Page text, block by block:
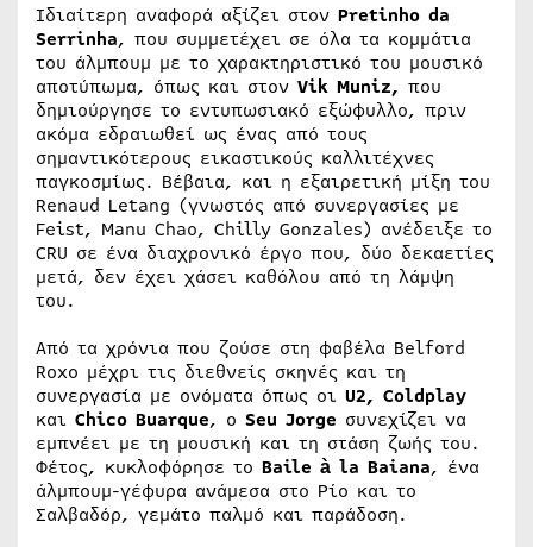
Ιδιαίτερη αναφορά αξίζει στον Pretinho da
Serrinha, που συμμετέχει σε όλα τα κομμάτια
του άλμπουμ με το χαρακτηριστικό του μουσικό
αποτύπωμα, όπως και στον Vik Muniz, που
δημιούργησε το εντυπωσιακό εξώφυλλο, πριν
ακόμα εδραιωθεί ως ένας από τους
σημαντικότερους εικαστικούς καλλιτέχνες
παγκοσμίως. Βέβαια, και η εξαιρετική μίξη του
Renaud Letang (γνωστός από συνεργασίες με
Feist, Manu Chao, Chilly Gonzales) ανέδειξε το
CRU σε ένα διαχρονικό έργο που, δύο δεκαετίες
μετά, δεν έχει χάσει καθόλου από τη λάμψη
του.
Από τα χρόνια που ζούσε στη φαβέλα Belford
Roxo μέχρι τις διεθνείς σκηνές και τη
συνεργασία με ονόματα όπως οι U2, Coldplay
και Chico Buarque, ο Seu Jorge συνεχίζει να
εμπνέει με τη μουσική και τη στάση ζωής του.
Φέτος, κυκλοφόρησε το Baile à la Baiana, ένα
άλμπουμ-γέφυρα ανάμεσα στο Ρίο και το
Σαλβαδόρ, γεμάτο παλμό και παράδοση.